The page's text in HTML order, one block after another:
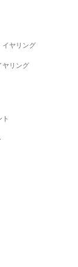
ヤリング
リング